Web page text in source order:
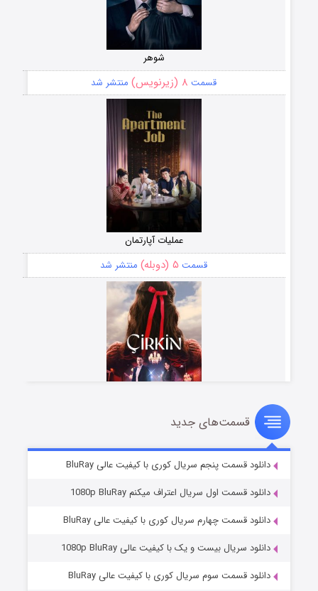
شوهر
قسمت ۸ (زیرنویس) منتشر شد
عملیات آپارتمان
قسمت ۵ (دوبله) منتشر شد
سریال زشت
قسمت۲ (زیرنویس) منتشر شد
قسمت‌های جدید
دانلود قسمت پنجم سریال کوری با کیفیت عالی BluRay
دانلود قسمت اول سریال اعتراف میکنم 1080p BluRay
دانلود قسمت چهارم سریال کوری با کیفیت عالی BluRay
دانلود سریال بیست و یک با کیفیت عالی 1080p BluRay
دانلود قسمت سوم سریال کوری با کیفیت عالی BluRay